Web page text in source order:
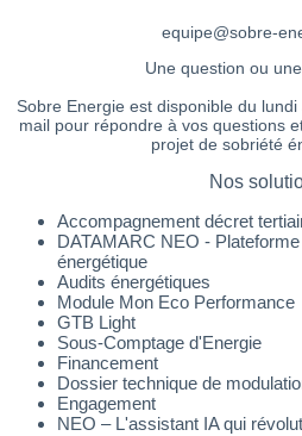
equipe@sobre-
Une question ou
Sobre Energie est disponible du
mail pour répondre à vos questions
projet de sobriété
Nos
Accompagnement décret
DATAMARC NEO -
énergétique
Audits énergétiques
Module Mon Eco Performance
GTB Light
Sous-Comptage d'Energie
Financement
Dossier technique de
Engagement
NEO – L'assistant IA qui